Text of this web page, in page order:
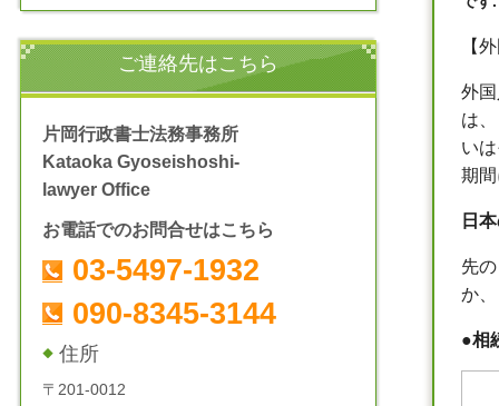
【
外
は
い
期
日
先
か
●相
ご連絡先はこちら
片岡行政書士法務事務所
Kataoka Gyoseishoshi-
lawyer Office
お電話でのお問合せはこちら
03-5497-1932
090-8345-3144
住所
〒201-0012